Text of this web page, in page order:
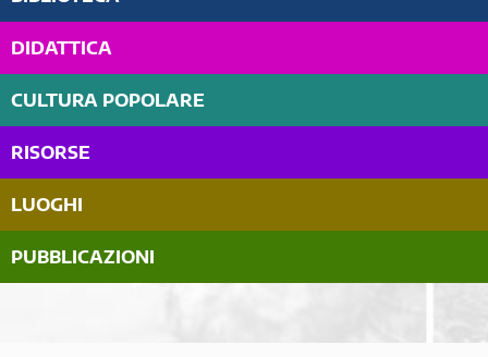
DIDATTICA
CULTURA POPOLARE
RISORSE
LUOGHI
PUBBLICAZIONI